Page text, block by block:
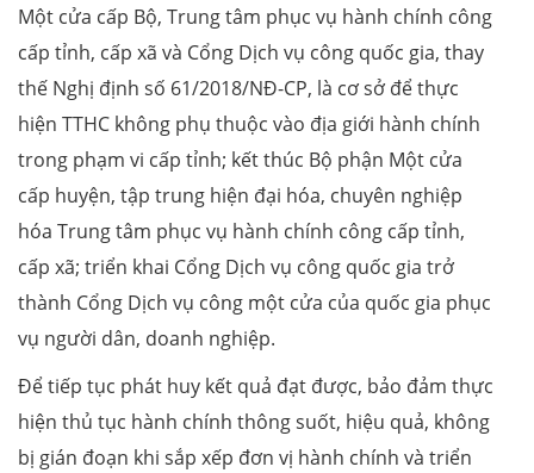
Một cửa cấp Bộ, Trung tâm phục vụ hành chính công
cấp tỉnh, cấp xã và Cổng Dịch vụ công quốc gia, thay
thế Nghị định số 61/2018/NĐ-CP, là cơ sở để thực
hiện TTHC không phụ thuộc vào địa giới hành chính
trong phạm vi cấp tỉnh; kết thúc Bộ phận Một cửa
cấp huyện, tập trung hiện đại hóa, chuyên nghiệp
hóa Trung tâm phục vụ hành chính công cấp tỉnh,
cấp xã; triển khai Cổng Dịch vụ công quốc gia trở
thành Cổng Dịch vụ công một cửa của quốc gia phục
vụ người dân, doanh nghiệp.
Để tiếp tục phát huy kết quả đạt được, bảo đảm thực
hiện thủ tục hành chính thông suốt, hiệu quả, không
bị gián đoạn khi sắp xếp đơn vị hành chính và triển